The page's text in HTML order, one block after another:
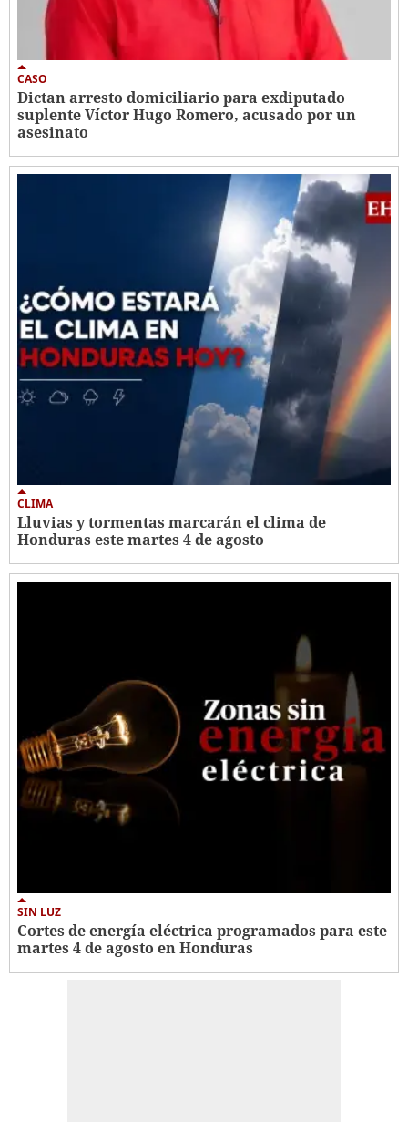
CASO
Dictan arresto domiciliario para exdiputado
suplente Víctor Hugo Romero, acusado por un
asesinato
CLIMA
Lluvias y tormentas marcarán el clima de
Honduras este martes 4 de agosto
SIN LUZ
Cortes de energía eléctrica programados para este
martes 4 de agosto en Honduras